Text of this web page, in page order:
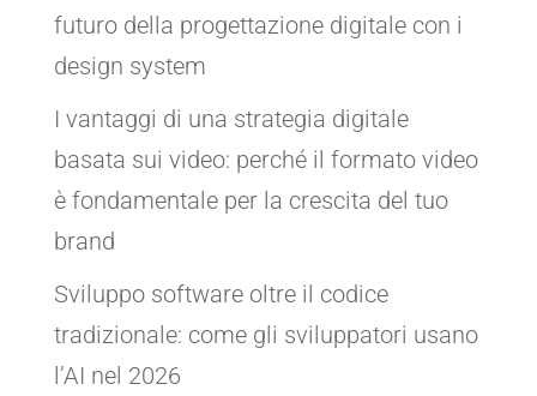
futuro della progettazione digitale con i
design system
I vantaggi di una strategia digitale
basata sui video: perché il formato video
è fondamentale per la crescita del tuo
brand
Sviluppo software oltre il codice
tradizionale: come gli sviluppatori usano
l’AI nel 2026